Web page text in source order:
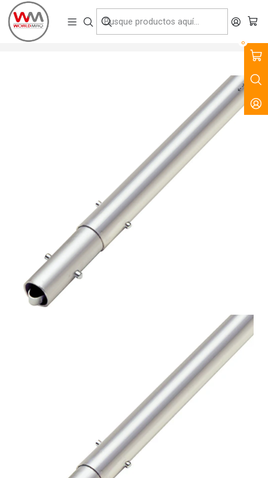
0
VENTA, ARRIENDO Y SERVICIO DE MAQUINARIA PARA LA
CONSTRUCCIÓN, MINERÍA E INDUSTRIA.
Inicio Productos
Tecnología del Hormigón
Herramientas Manuales